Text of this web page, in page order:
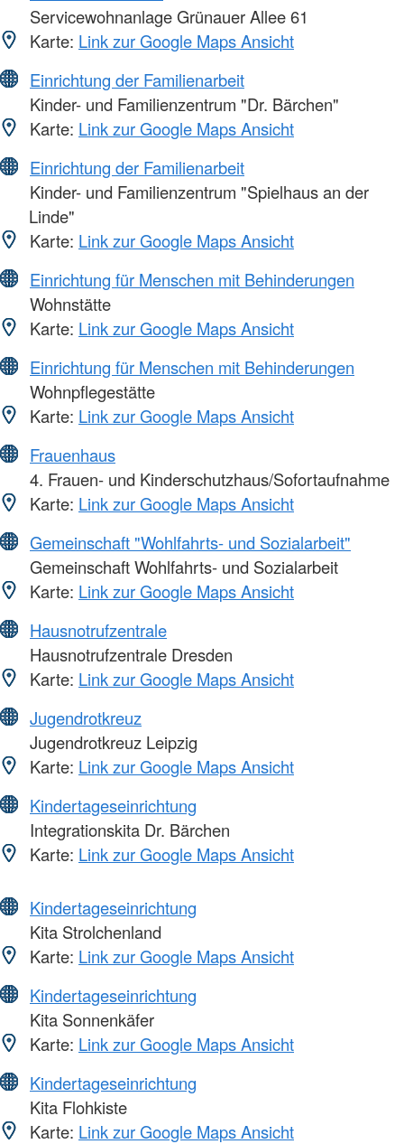
Servicewohnanlage Grünauer Allee 61
Karte: Link zur Google Maps Ansicht
Einrichtung der Familienarbeit
Kinder- und Familienzentrum "Dr. Bärchen"
Karte: Link zur Google Maps Ansicht
Einrichtung der Familienarbeit
Kinder- und Familienzentrum "Spielhaus an der
Linde"
Karte: Link zur Google Maps Ansicht
Einrichtung für Menschen mit Behinderungen
Wohnstätte
Karte: Link zur Google Maps Ansicht
Einrichtung für Menschen mit Behinderungen
Wohnpflegestätte
Karte: Link zur Google Maps Ansicht
Frauenhaus
4. Frauen- und Kinderschutzhaus/Sofortaufnahme
Karte: Link zur Google Maps Ansicht
Gemeinschaft "Wohlfahrts- und Sozialarbeit"
Gemeinschaft Wohlfahrts- und Sozialarbeit
Karte: Link zur Google Maps Ansicht
Hausnotrufzentrale
Hausnotrufzentrale Dresden
Karte: Link zur Google Maps Ansicht
Jugendrotkreuz
Jugendrotkreuz Leipzig
Karte: Link zur Google Maps Ansicht
Kindertageseinrichtung
Integrationskita Dr. Bärchen
Karte: Link zur Google Maps Ansicht
Kindertageseinrichtung
Kita Strolchenland
Karte: Link zur Google Maps Ansicht
Kindertageseinrichtung
Kita Sonnenkäfer
Karte: Link zur Google Maps Ansicht
Kindertageseinrichtung
Kita Flohkiste
Karte: Link zur Google Maps Ansicht